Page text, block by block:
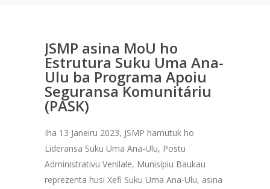
JSMP asina MoU ho
Estrutura Suku Uma Ana-
Ulu ba Programa Apoiu
Seguransa Komunitáriu
(PASK)
Iha 13 Janeiru 2023, JSMP hamutuk ho
Lideransa Suku Uma Ana-Ulu, Postu
Administrativu Venilale, Munisípiu Baukau
reprezenta husi Xefi Suku Uma Ana-Ulu, asina